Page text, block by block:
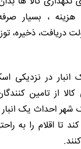
هزینه ، بسیار
دریافت، ذخیره،
در نزدیکی
از تامین
شهر احداث یک
تا اقلام را به
.